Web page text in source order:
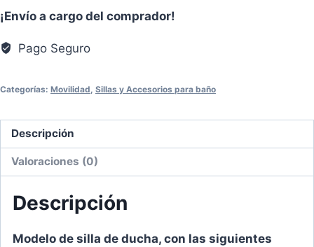
¡Envío a cargo del comprador!
Pago Seguro
Categorías: Movilidad Sillas y Accesorios para baño
Descripción
Valoraciones (0)
Descripción
Modelo de silla de ducha, con las siguientes